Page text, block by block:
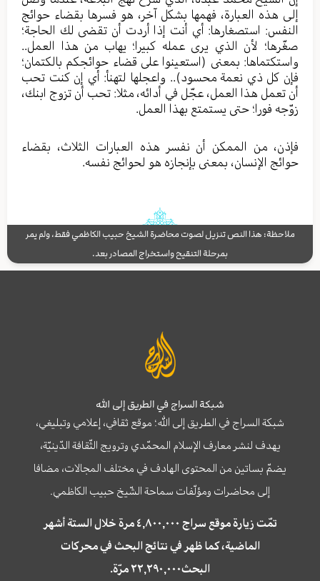
إلى هذه العبارة، فهمها بشكل آخر، هو فسرها بقضاء حوائج
النفس: استصغارها: أي أنت إذا أردت أن تقضى لك الحاجة؛
صغّرها؛ لأن الذي يرى عمله كبيرا؛ يهاب من هذا العمل..
واستكتماها: بمعنى (استعينوا على قضاء حوائجكم بالكتمان؛
فإن كل ذي نعمة محسود).. واعجلها لتهنأ: أي إن كنت تحب
أن تعمل هذا العمل، عجّل في أدائه، مثلا: تحب أن تزوج ابنك،
زوّجه فورا؛ حتى يستمتع بهذا العمل.
فإذن، من الممكن أن نفسر هذه العبارات الثلاث، بقضاء
حوائج الإنسان، بمعنى بإنجازه هو لحوائج نفسه.
ملاحظة: هذا النص تنزيل لصوت محاضرة الشيخ حبيب الكاظمي فقط، ولم يمر
بمرحلة التنقيح واستخراج المصادر بعد.
شبكة السراج في الطريق إلى الله
شبكة السراج في الطريق إلى الله؛ موقع ثقافي، إعلامي وتبليغي،
يهدف لنشر معارف الإسلام المحمّدي وترويج الثّقافة الدّينيّة،
يضمّ بساتين من المحتوى الهادف في مختلف المجالات، مضافا
إلى محاضرات ومؤلّفات سماحة الشّيخ حبيب الكاظمي.
تمّت زيارة موقع سراج ٤,٨٠٠,٠٠٠ مرة خلال الستة أشهر
الماضية، كما ظهر في نتائج البحث في محركات
البحث٢٢,٢٩٠,٠٠٠ مرّة.